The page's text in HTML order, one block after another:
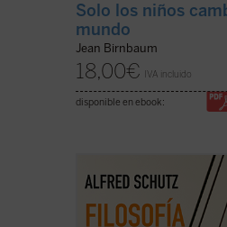
Solo los niños
mundo
Jean Birnbaum
18,00€ IVA incluido
disponible en ebook:
Este libro reúne, por
español, todos los textos
de Alfred Schutz, uno de los